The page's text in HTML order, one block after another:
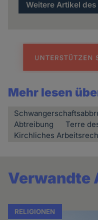
Weitere Artikel des
Mehr lesen
Abtreibung
Terre
Kirchliches
Verwandte
RELIGIONEN